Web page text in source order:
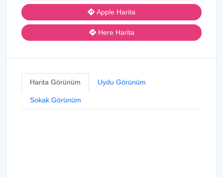
Apple Harita
Here Harita
Harita Görünüm Uydu Görünüm
Sokak Görünüm